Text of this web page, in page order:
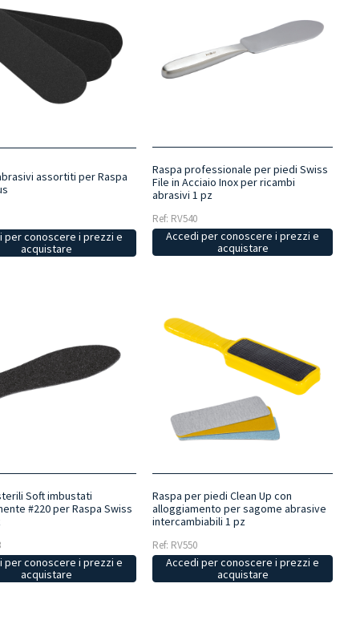
assortiti per Raspa
per conoscere i prezzi e
acquistare
Raspa professionale per piedi Swiss
File in Acciaio Inox per ricambi
abrasivi 1 pz
Ref: RV540
Accedi per conoscere i prezzi e
acquistare
Soft imbustati
#220 per Raspa Swiss
per conoscere i prezzi e
acquistare
Raspa per piedi Clean Up con
alloggiamento per sagome abrasive
intercambiabili 1 pz
Ref: RV550
Accedi per conoscere i prezzi e
acquistare